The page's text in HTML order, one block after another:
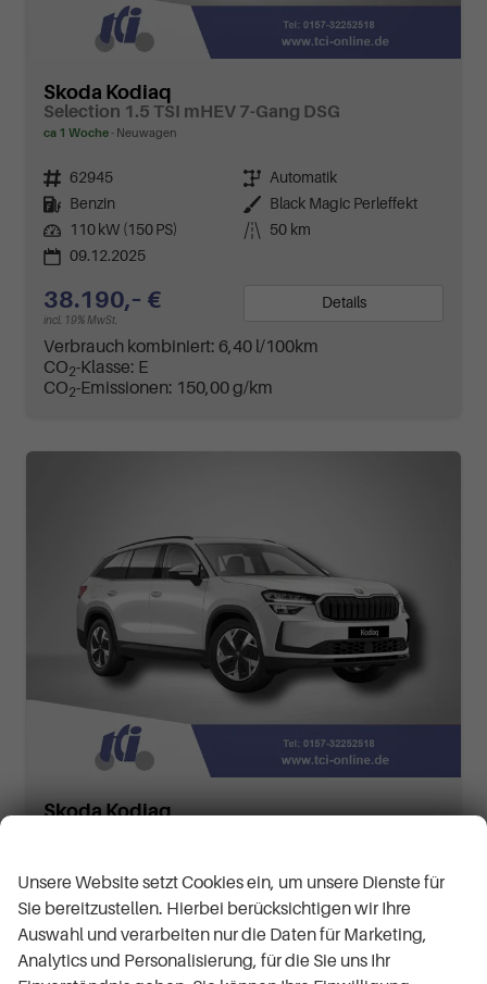
Skoda Kodiaq
Selection 1.5 TSI mHEV 7-Gang DSG
ca 1 Woche Neuwagen
Fahrzeugnr. 62945 Getriebe Automatik
Kraftstoff
Benzin Außenfarbe
Black Magic Perleffekt
Leistung
110 kW (150 PS) Kilometerstand
50 km
09.12.2025
38.190,– €
incl. 19% MwSt.
Details
Verbrauch kombiniert: 6,40 l/100km
CO2-Klasse: E
CO2-Emissionen: 150,00 g/km
Skoda Kodiaq
Moon-Weiß Perleffekt
Unsere Website setzt Cookies ein, um unsere Dienste für
Sie bereitzustellen. Hierbei berücksichtigen wir Ihre
Auswahl und verarbeiten nur die Daten für Marketing,
Analytics und Personalisierung, für die Sie uns Ihr